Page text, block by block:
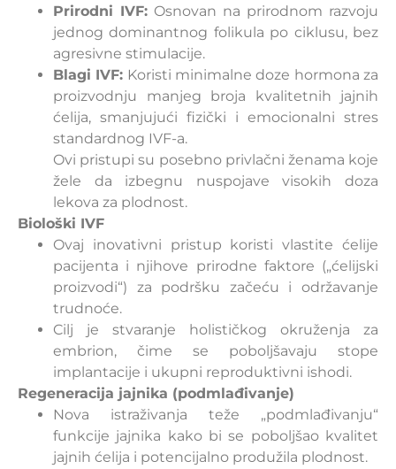
Prirodni IVF: Osnovan na prirodnom razvoju
jednog dominantnog folikula po ciklusu, bez
agresivne stimulacije.
Blagi IVF: Koristi minimalne doze hormona za
proizvodnju manjeg broja kvalitetnih jajnih
ćelija, smanjujući fizički i emocionalni stres
standardnog IVF-a.
Ovi pristupi su posebno privlačni ženama koje
žele da izbegnu nuspojave visokih doza
lekova za plodnost.
Biološki IVF
Ovaj inovativni pristup koristi vlastite ćelije
pacijenta i njihove prirodne faktore („ćelijski
proizvodi“) za podršku začeću i održavanje
trudnoće.
Cilj je stvaranje holističkog okruženja za
embrion, čime se poboljšavaju stope
implantacije i ukupni reproduktivni ishodi.
Regeneracija jajnika (podmlađivanje)
Nova istraživanja teže „podmlađivanju“
funkcije jajnika kako bi se poboljšao kvalitet
jajnih ćelija i potencijalno produžila plodnost.